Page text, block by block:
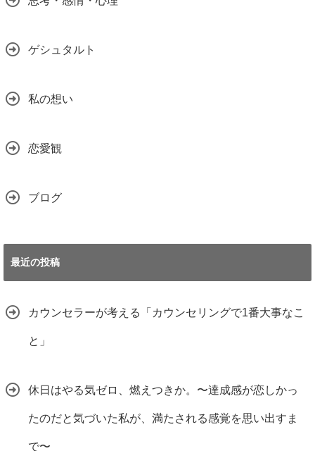
ゲシュタルト
私の想い
恋愛観
ブログ
最近の投稿
カウンセラーが考える「カウンセリングで1番大事なこ
と」
休日はやる気ゼロ、燃えつきか。〜達成感が恋しかっ
たのだと気づいた私が、満たされる感覚を思い出すま
で〜